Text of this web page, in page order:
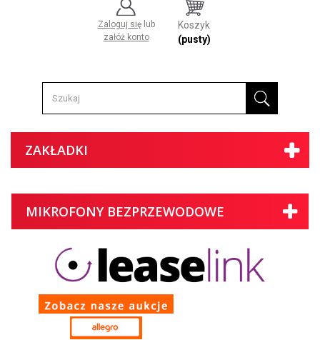
Zaloguj się lub
załóż konto
Koszyk
(pusty)
ZAKŁADKI
MIKROFONY BEZPRZEWODOWE